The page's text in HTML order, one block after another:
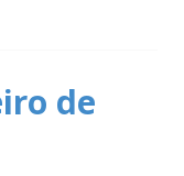
de